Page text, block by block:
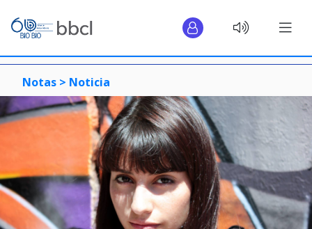
Notas > Noticia